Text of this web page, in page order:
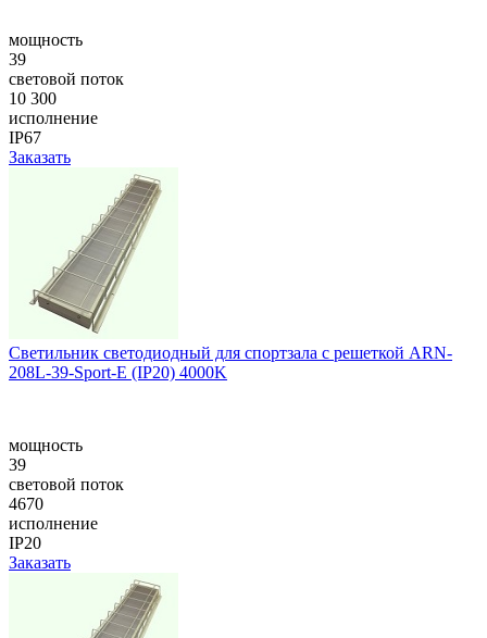
мощность
39
световой поток
10 300
исполнение
IP67
Заказать
Светильник светодиодный для спортзала с решеткой ARN-
208L-39-Sport-E (IP20) 4000K
мощность
39
световой поток
4670
исполнение
IP20
Заказать